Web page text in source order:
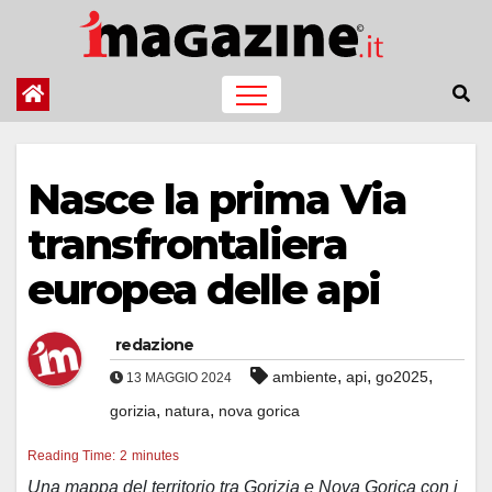
contenuto
Nasce la prima Via
transfrontaliera
europea delle api
redazione
13 MAGGIO 2024 ambiente, api, go2025,
gorizia, natura, nova gorica
Reading Time: 2 minutes
Una mappa del territorio tra Gorizia e Nova Gorica con i